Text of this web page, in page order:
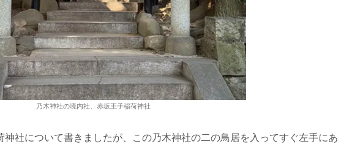
乃木神社の境内社、赤坂王子稲荷神社
社について書きましたが、この乃木神社の二の鳥居を入ってすぐ左手にあ